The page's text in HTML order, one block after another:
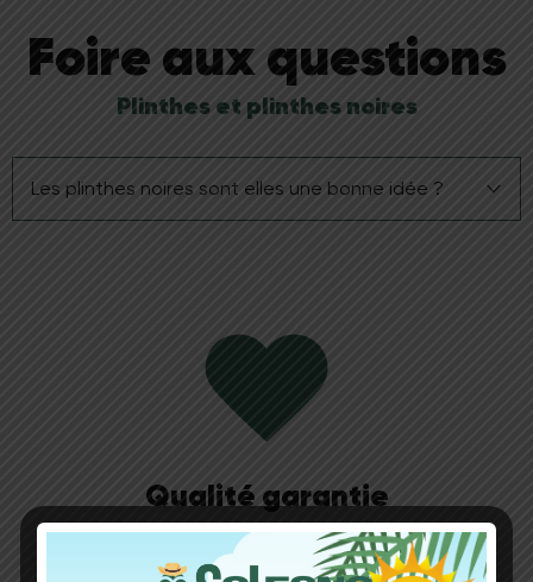
Foire aux questions
Plinthes et plinthes noires
Les plinthes noires sont elles une bonne idée ?
une plinthe classique ne fait que la cacher = la
plinthe noire représente ainsi un véritable élément
décoratif qui se remarque.
– Le noir est intemporel et chic ; il se marie à
merveille avec la plupart des éléments de
– La plinthe noire permet de valoriser votre intérieur
à moindre frais = une plinthe originale ne coute pas
cher et peut faire toute la différence.
– Vous vous lassez du noir ou voulez radicalement
Qualité garantie
Offrez-vous la garantie d’un parquet de qualité